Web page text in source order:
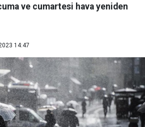
ve cumartesi hava yeniden
14:47